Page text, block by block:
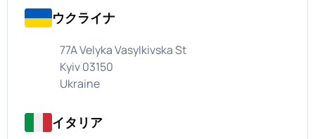
ウクライナ
77A Velyka Vasylkivska St
Kyiv 03150
Ukraine
イタリア